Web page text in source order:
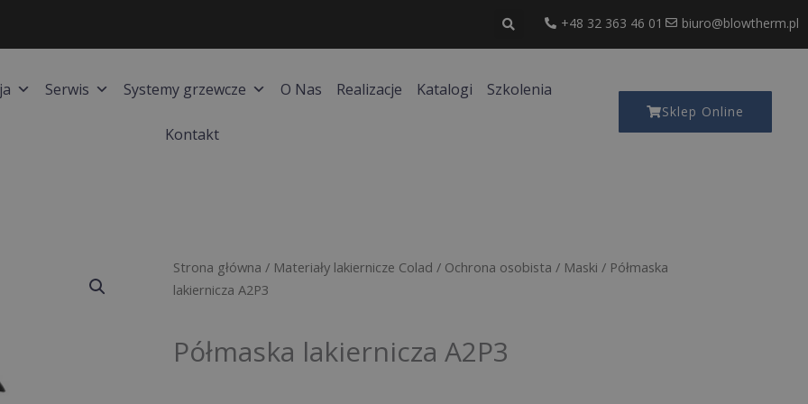
+48 32 363 46 01 biuro@blowtherm.pl
Serwis Systemy grzewcze O Nas Realizacje Katalogi Szkolenia
Kontakt
Sklep Online
Strona główna / Materiały lakiernicze Colad / Ochrona osobista / Maski / Półmaska
lakiernicza A2P3
Półmaska lakiernicza A2P3